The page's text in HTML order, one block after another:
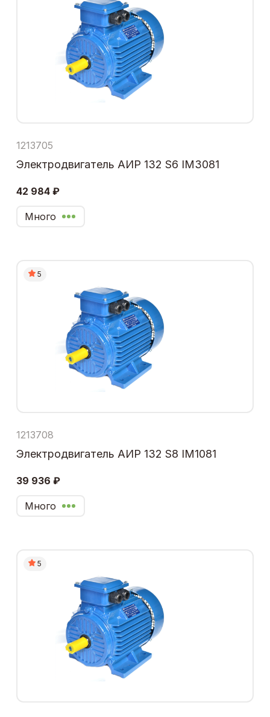
1213705
Электродвигатель АИР 132 S6 IM3081
42 984 ₽
Много
5
1213708
Электродвигатель АИР 132 S8 IM1081
39 936 ₽
Много
5